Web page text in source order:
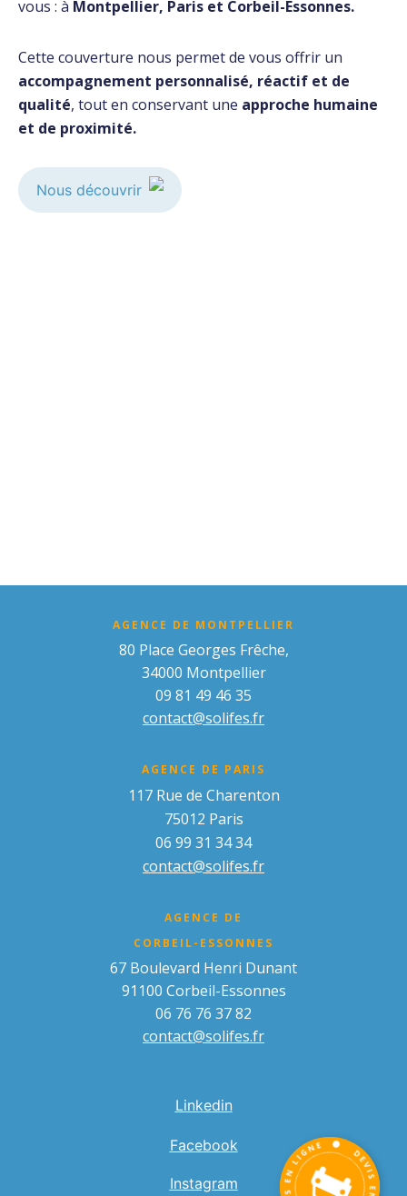
vous : à Montpellier, Paris et Corbeil-Essonnes.
Cette couverture nous permet de vous offrir un
accompagnement personnalisé, réactif et de
qualité, tout en conservant une approche humaine
et de proximité.
Nous découvrir
AGENCE DE MONTPELLIER
80 Place Georges Frêche,
34000 Montpellier
09 81 49 46 35
contact@solifes.fr
AGENCE DE PARIS
117 Rue de Charenton
75012 Paris
06 99 31 34 34
contact@solifes.fr
AGENCE DE
CORBEIL-ESSONNES
67 Boulevard Henri Dunant
91100 Corbeil-Essonnes
06 76 76 37 82
contact@solifes.fr
Linkedin
Facebook
Instagram